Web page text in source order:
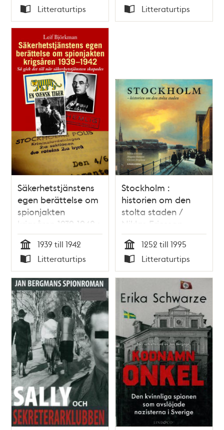
Tid
Typ
Litteraturtips
Tid
Typ
Litteraturtips
Säkerhetstjänstens
egen berättelse om
spionjakten
krigsåren 1939-1942 :
så gick det till när
säkerhetstjänsten
skapades / Leif
Björkman
Tid
1939 till 1942
Typ
Litteraturtips
Stockholm :
historien om den
stolta staden /
Niklas Ericsson,
Magnus Hansson,
Christer Jörgensen
Tid
1252 till 1995
Typ
Litteraturtips